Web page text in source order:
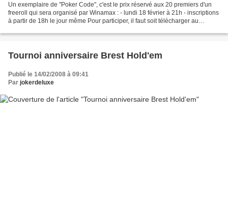
Un exemplaire de "Poker Code", c'est le prix réservé aux 20 premiers d'un
freeroll qui sera organisé par Winamax : - lundi 18 février à 21h - inscriptions
à partir de 18h le jour même Pour participer, il faut soit télécharger au
Tournoi anniversaire Brest Hold'em
Publié le 14/02/2008 à 09:41
Par jokerdeluxe